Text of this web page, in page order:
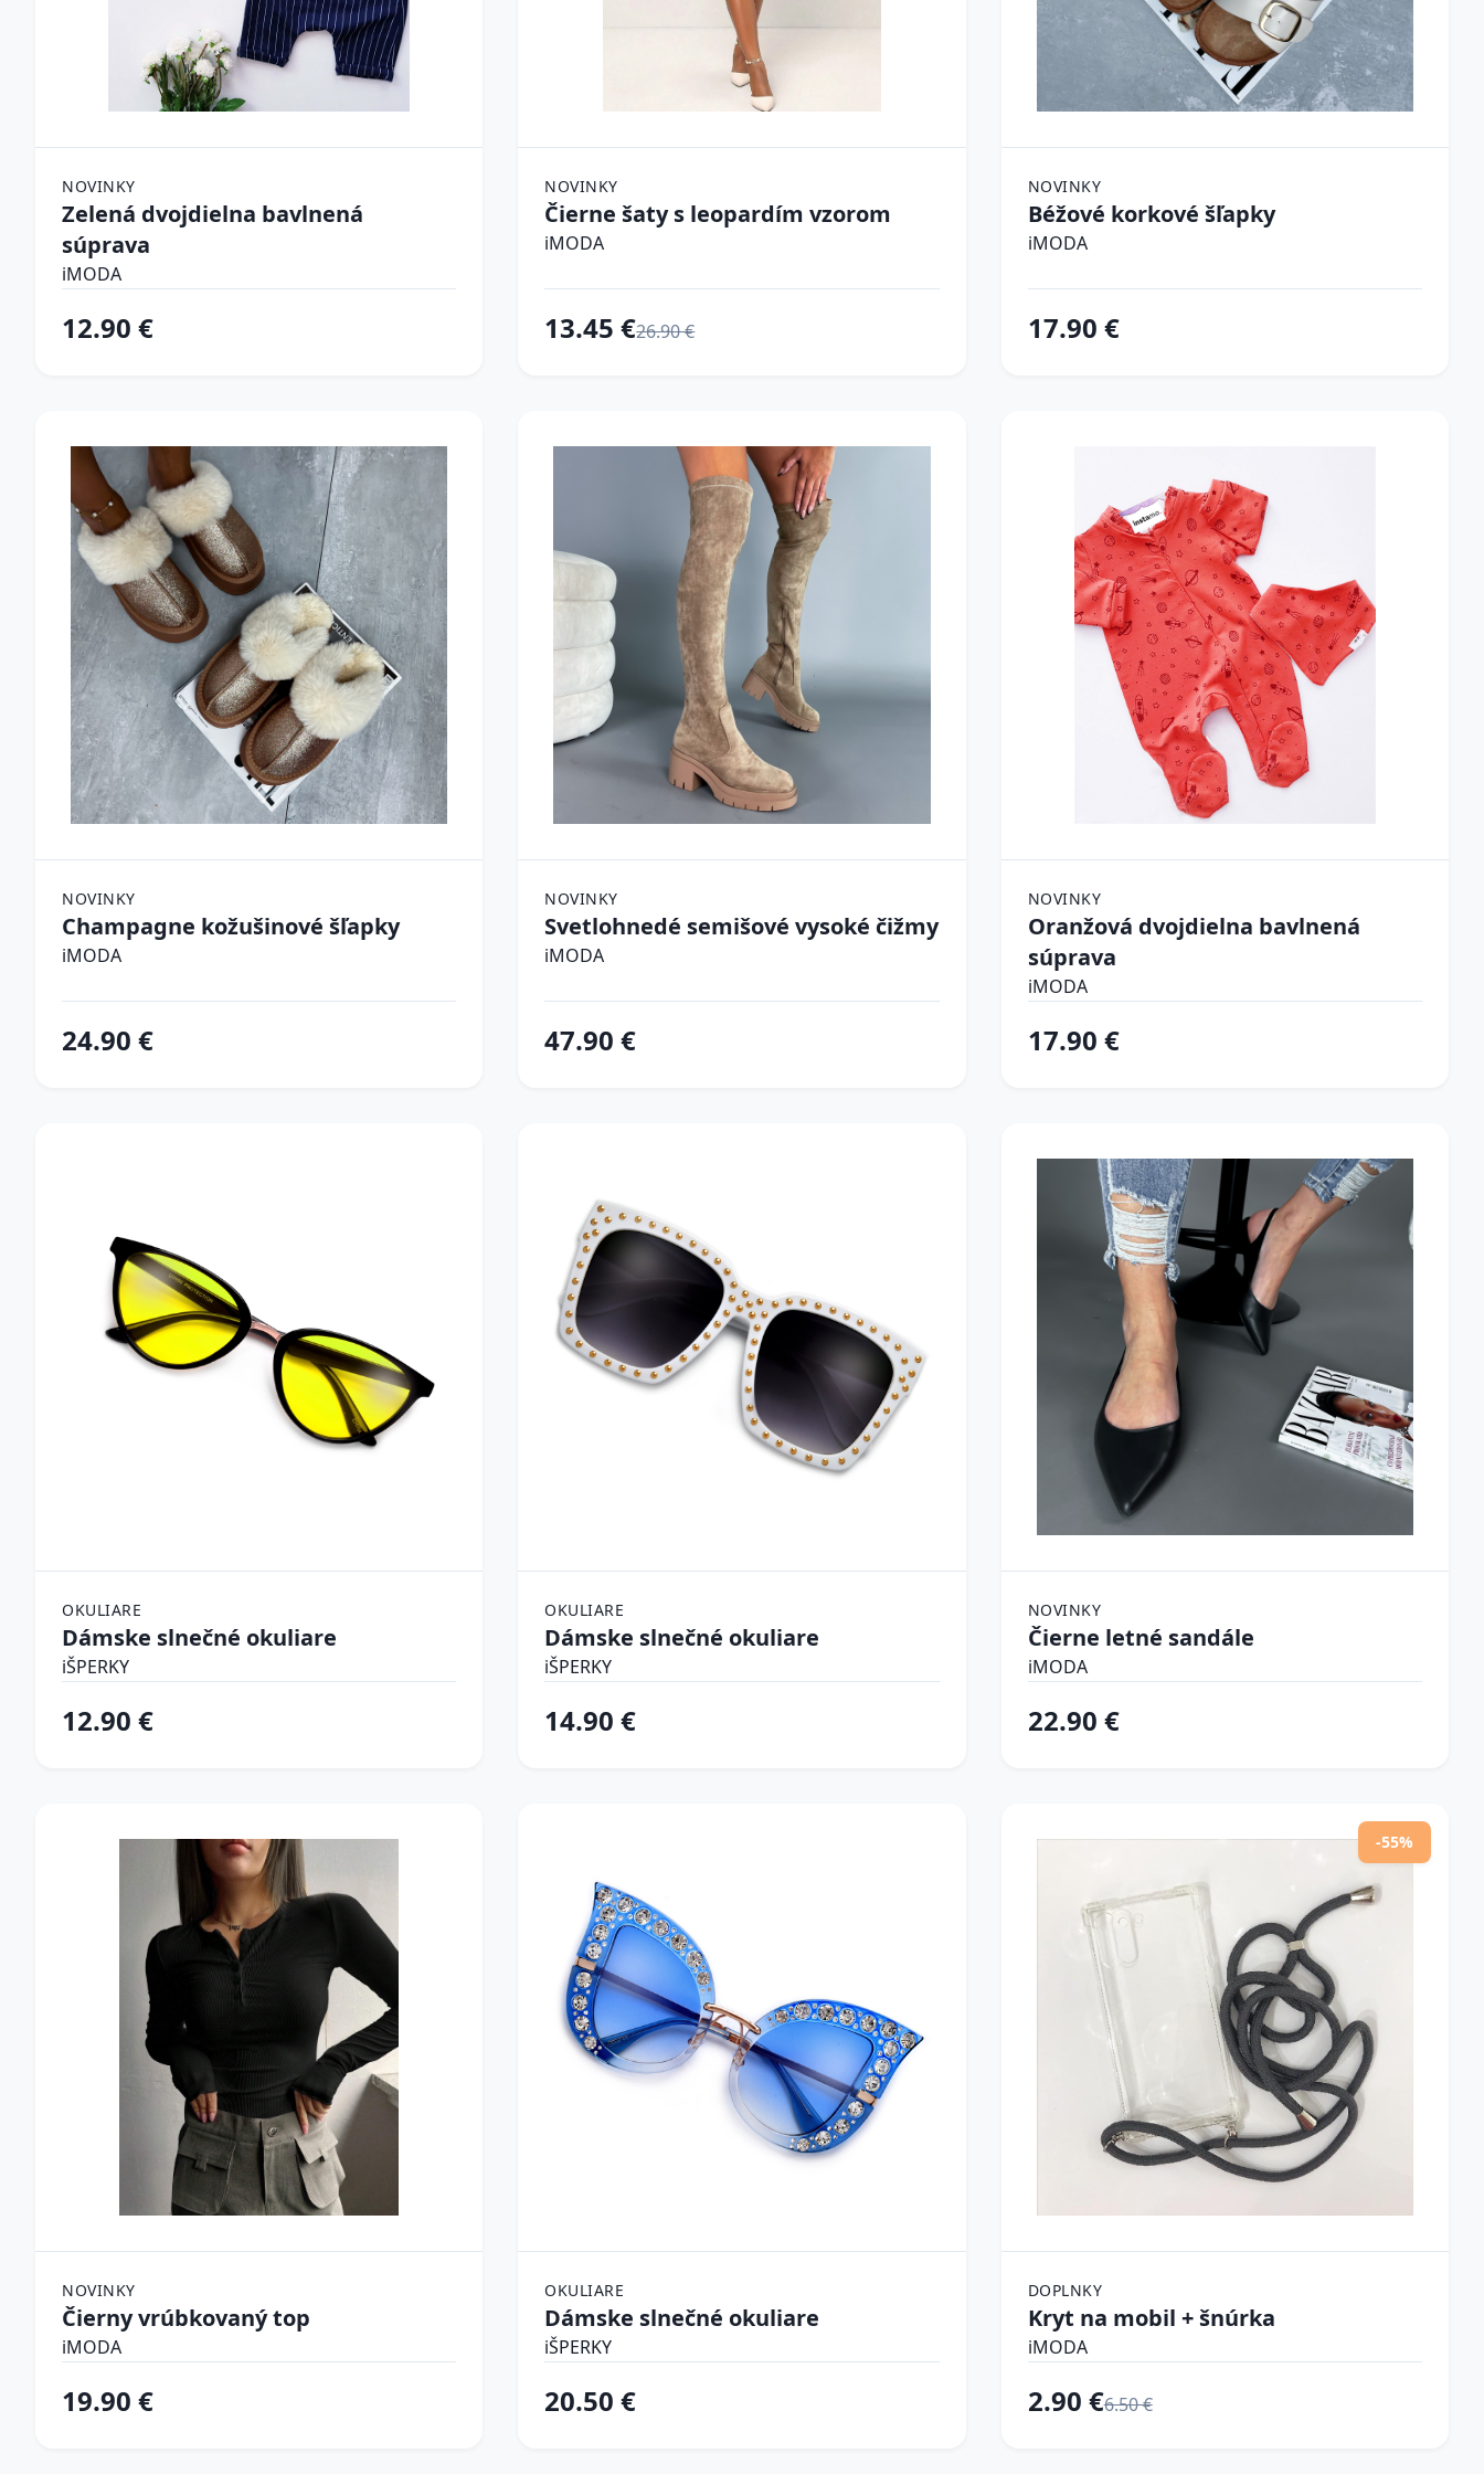
NOVINKY
Zelená dvojdielna bavlnená
súprava
iMODA
12.90 €
NOVINKY
Čierne šaty s leopardím vzorom
iMODA
13.45 €26.90 €
NOVINKY
Béžové korkové šľapky
iMODA
17.90 €
NOVINKY
Champagne kožušinové šľapky
iMODA
24.90 €
NOVINKY
Svetlohnedé semišové vysoké čižmy
iMODA
47.90 €
NOVINKY
Oranžová dvojdielna bavlnená
súprava
iMODA
17.90 €
OKULIARE
Dámske slnečné okuliare
iŠPERKY
12.90 €
OKULIARE
Dámske slnečné okuliare
iŠPERKY
14.90 €
NOVINKY
Čierne letné sandále
iMODA
22.90 €
NOVINKY
Čierny vrúbkovaný top
iMODA
19.90 €
OKULIARE
Dámske slnečné okuliare
iŠPERKY
20.50 €
-55%
DOPLNKY
Kryt na mobil + šnúrka
iMODA
2.90 €6.50 €